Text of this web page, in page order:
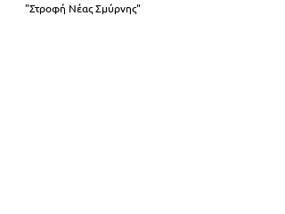
"Στροφή Νέας Σμύρνης"